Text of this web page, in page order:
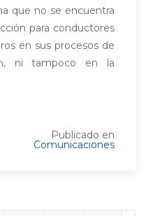
que no se encuentra
para conductores
en sus procesos de
ni tampoco en la
Publicado en
Comunicaciones